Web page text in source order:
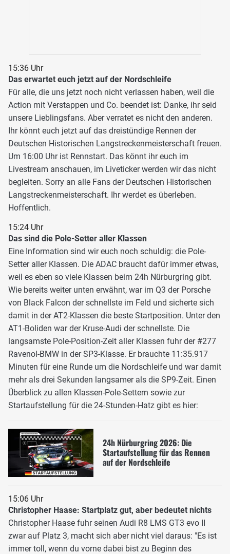
15:36 Uhr
Das erwartet euch jetzt auf der Nordschleife
Für alle, die uns jetzt noch nicht verlassen haben, weil die
Action mit Verstappen und Co. beendet ist: Danke, ihr seid
unsere Lieblingsfans. Aber verratet es nicht den anderen.
Ihr könnt euch jetzt auf das dreistündige Rennen der
Deutschen Historischen Langstreckenmeisterschaft freuen.
Um 16:00 Uhr ist Rennstart. Das könnt ihr euch im
Livestream anschauen, im Liveticker werden wir das nicht
begleiten. Sorry an alle Fans der Deutschen Historischen
Langstreckenmeisterschaft. Ihr werdet es überleben.
Hoffentlich.
15:24 Uhr
Das sind die Pole-Setter aller Klassen
Eine Information sind wir euch noch schuldig: die Pole-
Setter aller Klassen. Die ADAC braucht dafür immer etwas,
weil es eben so viele Klassen beim 24h Nürburgring gibt.
Wie bereits weiter unten erwähnt, war im Q3 der Porsche
von Black Falcon der schnellste im Feld und sicherte sich
damit in der AT2-Klassen die beste Startposition. Unter den
AT1-Boliden war der Kruse-Audi der schnellste. Die
langsamste Pole-Position-Zeit aller Klassen fuhr der #277
Ravenol-BMW in der SP3-Klasse. Er brauchte 11:35.917
Minuten für eine Runde um die Nordschleife und war damit
mehr als drei Sekunden langsamer als die SP9-Zeit. Einen
Überblick zu allen Klassen-Pole-Settern sowie zur
Startaufstellung für die 24-Stunden-Hatz gibt es hier:
24h Nürburgring 2026: Die
Startaufstellung für das Rennen
auf der Nordschleife
15:06 Uhr
Christopher Haase: Startplatz gut, aber bedeutet nichts
Christopher Haase fuhr seinen Audi R8 LMS GT3 evo II
zwar auf Platz 3, macht sich aber nicht viel daraus: "Es ist
immer toll, wenn du vorne dabei bist zu Beginn des